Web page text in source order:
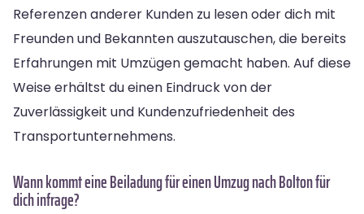
Referenzen anderer Kunden zu lesen oder dich mit
Freunden und Bekannten auszutauschen, die bereits
Erfahrungen mit Umzügen gemacht haben. Auf diese
Weise erhältst du einen Eindruck von der
Zuverlässigkeit und Kundenzufriedenheit des
Transportunternehmens.
Wann kommt eine Beiladung für einen Umzug nach Bolton für
dich infrage?